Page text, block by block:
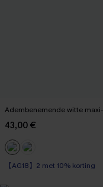
Adembenemende witte
43,00 €
【AG18】2 met 10% korting